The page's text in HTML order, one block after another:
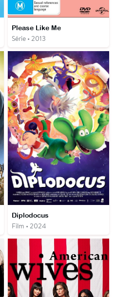
Please Like Me
Série • 2013
Diplodocus
Film • 2024